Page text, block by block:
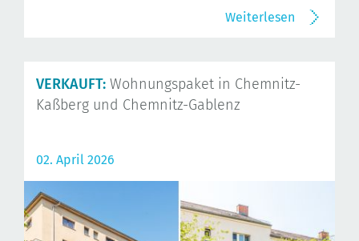
Weiterlesen
VERKAUFT: Wohnungspaket in Chemnitz-
Kaßberg und Chemnitz-Gablenz
02. April 2026